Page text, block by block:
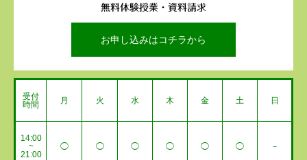
無料体験授業・資料請求
お申し込みはコチラから
受付
時間
月 火 水 木 金 土 日
14:00
~
21:00
◯ ◯ ◯ ◯ ◯ ◯ －